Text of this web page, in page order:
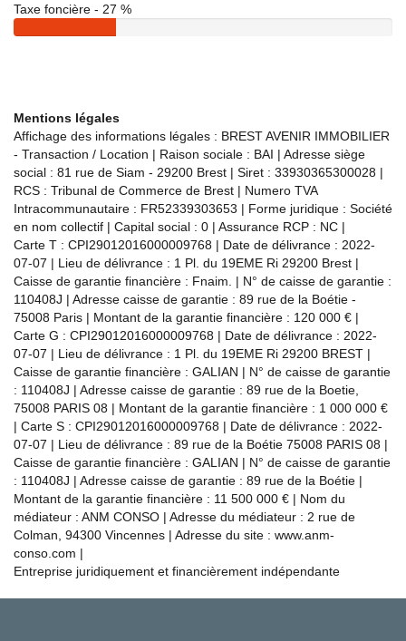
Taxe foncière - 27 %
Mentions légales
Affichage des informations légales : BREST AVENIR IMMOBILIER
- Transaction / Location | Raison sociale : BAI | Adresse siège
social : 81 rue de Siam - 29200 Brest | Siret : 33930365300028 |
RCS : Tribunal de Commerce de Brest | Numero TVA
Intracommunautaire : FR52339303653 | Forme juridique : Société
en nom collectif | Capital social : 0 | Assurance RCP : NC |
Carte T : CPI29012016000009768 | Date de délivrance : 2022-
07-07 | Lieu de délivrance : 1 Pl. du 19EME Ri 29200 Brest |
Caisse de garantie financière : Fnaim. | N° de caisse de garantie :
110408J | Adresse caisse de garantie : 89 rue de la Boétie -
75008 Paris | Montant de la garantie financière : 120 000 € |
Carte G : CPI29012016000009768 | Date de délivrance : 2022-
07-07 | Lieu de délivrance : 1 Pl. du 19EME Ri 29200 BREST |
Caisse de garantie financière : GALIAN | N° de caisse de garantie
: 110408J | Adresse caisse de garantie : 89 rue de la Boetie,
75008 PARIS 08 | Montant de la garantie financière : 1 000 000 €
| Carte S : CPI29012016000009768 | Date de délivrance : 2022-
07-07 | Lieu de délivrance : 89 rue de la Boétie 75008 PARIS 08 |
Caisse de garantie financière : GALIAN | N° de caisse de garantie
: 110408J | Adresse caisse de garantie : 89 rue de la Boétie |
Montant de la garantie financière : 11 500 000 € | Nom du
médiateur : ANM CONSO | Adresse du médiateur : 2 rue de
Colman, 94300 Vincennes | Adresse du site : www.anm-
conso.com |
Entreprise juridiquement et financièrement indépendante